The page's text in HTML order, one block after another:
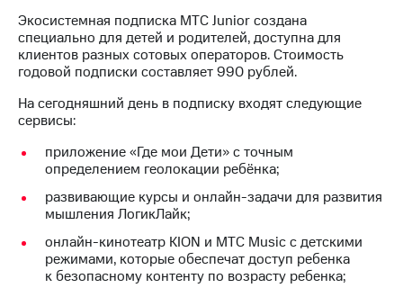
"МТС"
Собрания
акционеров
Личный
акционера
Контроль
и
аудит
Рынок
акций
Описание
Программа
Экосистемная подписка МТС Junior создана
специально для детей и родителей, доступна для
клиентов разных сотовых операторов. Стоимость
годовой подписки составляет 990 рублей.
На сегодняшний день в подписку входят следующие
сервисы:
приложение «Где мои Дети» с точным
определением геолокации ребёнка;
развивающие курсы и онлайн-задачи для развития
мышления ЛогикЛайк;
онлайн-кинотеатр KION и МТС Music с детскими
режимами, которые обеспечат доступ ребенка
к безопасному контенту по возрасту ребенка;